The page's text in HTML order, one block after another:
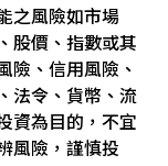
之風險如市場
股價、指數或其
險、信用風險、
法令、貨幣、流
資為目的，不宜
風險，謹慎投